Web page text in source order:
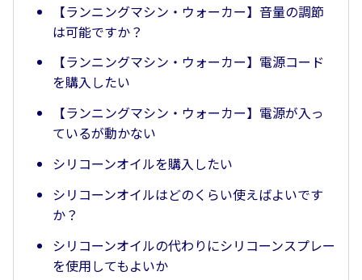
【ランニングマシン・ウォーカー】音量の調節
は可能ですか？
【ランニングマシン・ウォーカー】電源コード
を購入したい
【ランニングマシン・ウォーカー】電源が入っ
ているが動かない
シリコーンオイルを購入したい
シリコーンオイルはどのくらい使えばよいです
か？
シリコーンオイルの代わりにシリコーンスプレー
を使用してもよいか